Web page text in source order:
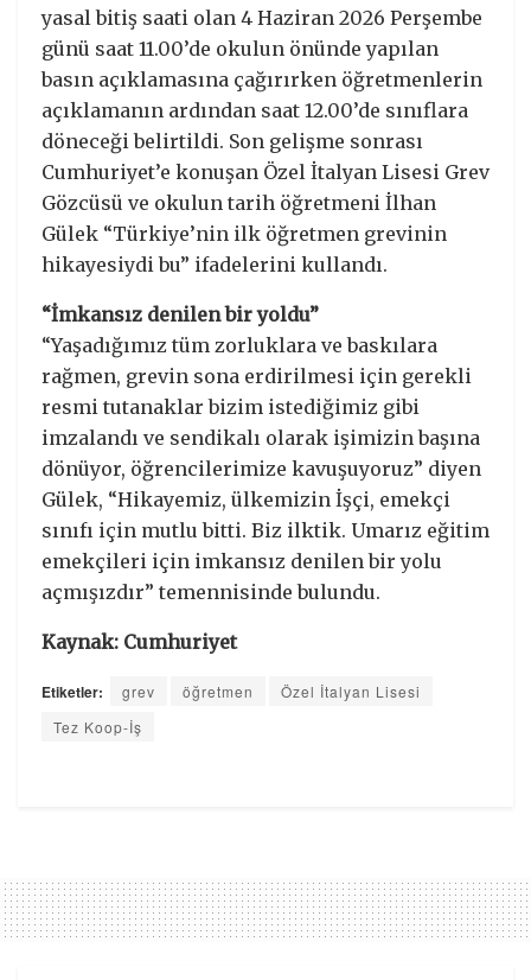
yasal bitiş saati olan 4 Haziran 2026 Perşembe
günü saat 11.00’de okulun önünde yapılan
basın açıklamasına çağırırken öğretmenlerin
açıklamanın ardından saat 12.00’de sınıflara
döneceği belirtildi. Son gelişme sonrası
Cumhuriyet’e konuşan Özel İtalyan Lisesi Grev
Gözcüsü ve okulun tarih öğretmeni İlhan
Gülek “Türkiye’nin ilk öğretmen grevinin
hikayesiydi bu” ifadelerini kullandı.
“İmkansız denilen bir yoldu”
“Yaşadığımız tüm zorluklara ve baskılara
rağmen, grevin sona erdirilmesi için gerekli
resmi tutanaklar bizim istediğimiz gibi
imzalandı ve sendikalı olarak işimizin başına
dönüyor, öğrencilerimize kavuşuyoruz” diyen
Gülek, “Hikayemiz, ülkemizin İşçi, emekçi
sınıfı için mutlu bitti. Biz ilktik. Umarız eğitim
emekçileri için imkansız denilen bir yolu
açmışızdır” temennisinde bulundu.
Kaynak: Cumhuriyet
Etiketler: grev öğretmen
Özel İtalyan Lisesi
Tez Koop-İş